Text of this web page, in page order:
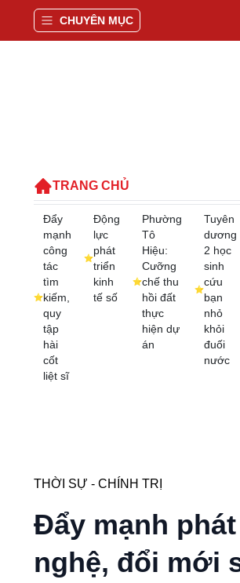
CHUYÊN MỤC
TRANG CHỦ
Đẩy
mạnh
công
tác
tìm
kiếm,
quy
tập
hài
cốt
liệt sĩ
Động
lực
phát
triển
kinh
tế số
Phường
Tô
Hiệu:
Cưỡng
chế thu
hồi đất
thực
hiện dự
án
Tuyên
dương
2 học
sinh
cứu
bạn
nhỏ
khỏi
đuối
nước
THỜI SỰ - CHÍNH TRỊ
Đẩy mạnh
nghệ, đổi mới